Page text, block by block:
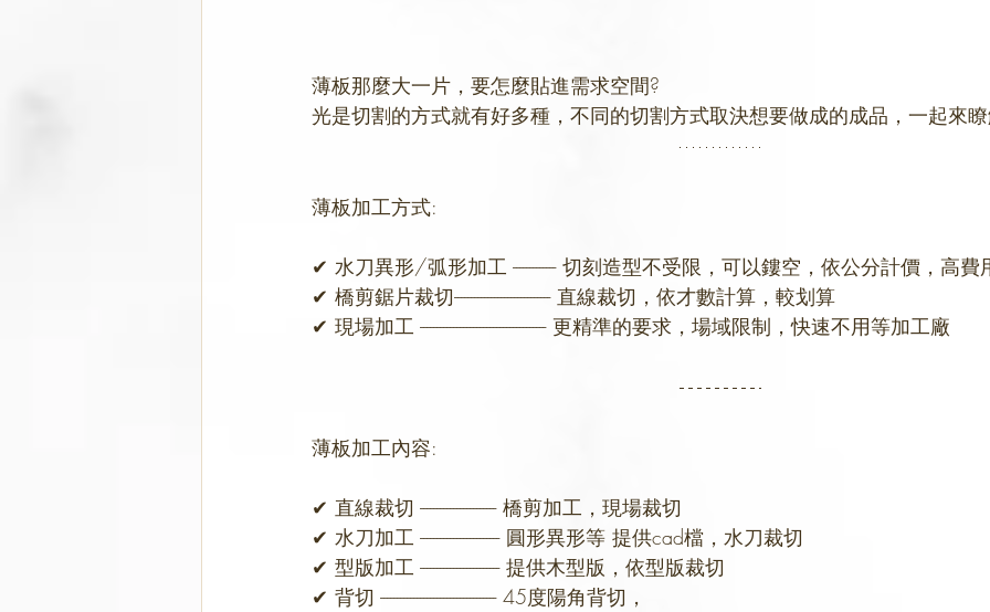
薄板那麼大一片，要怎麼貼進需求空間?
光是切割的方式就有好多種，不同的切割方式取決想要做成的成品，一起來
薄板加工方式:
✔ 水刀異形/弧形加工 ------------- 切刻造型不受限，可以鏤空，依公分計價，高費
✔ 橋剪鋸片裁切----------------------------- 直線裁切，依才數計算，較划算
✔ 現場加工 -------------------------------------- 更精準的要求，場域限制，快速不用等加工廠
薄板加工內容:
✔ 直線裁切 ----------------------- 橋剪加工，現場裁切
✔ 水刀加工 ------------------------ 圓形異形等 提供cad檔，水刀裁切
✔ 型版加工 ------------------------ 提供木型版，依型版裁切
✔ 背切 ----------------------------------- 45度陽角背切，